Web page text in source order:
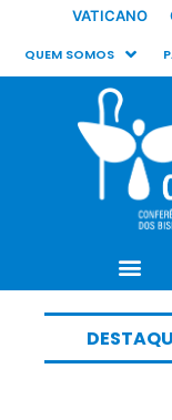
VATICANO
QUEM SOMOS